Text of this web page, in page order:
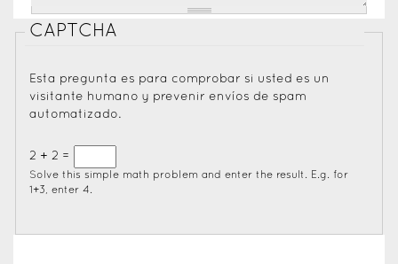
CAPTCHA
Esta pregunta es para comprobar si usted es un
visitante humano y prevenir envíos de spam
automatizado.
2 + 2 =
Solve this simple math problem and enter the result. E.g. for
1+3, enter 4.